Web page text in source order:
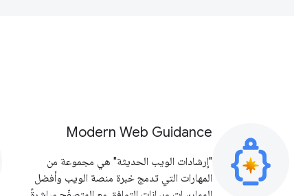
Modern Web Guidance
"إرشادات الويب الحديثة" هي مجموعة من
المهارات التي تدمج خبرة منصة الويب وأفضل